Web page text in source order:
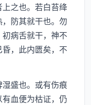
之也。若白苔绛
防其就干也。勿
病舌就干，神不
，此内匮矣，不
盛也。或有伤痕
血便为枯证，仍